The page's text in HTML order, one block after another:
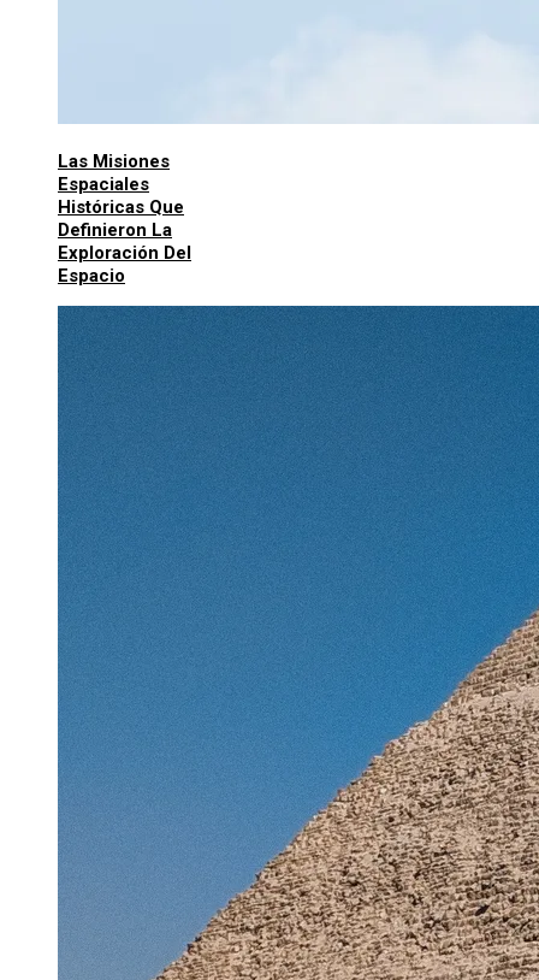
Las Misiones
Espaciales
Históricas Que
Definieron La
Exploración Del
Espacio